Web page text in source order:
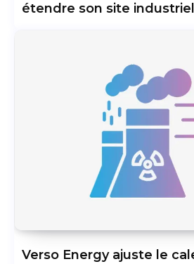
étendre son site
Verso Energy ajuste le